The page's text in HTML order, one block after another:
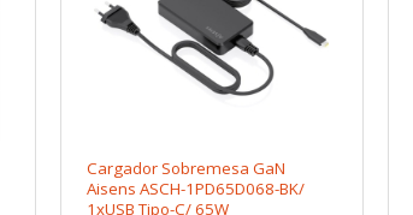
Cargador Sobremesa GaN
Aisens ASCH-1PD65D068-BK/
1xUSB Tipo-C/ 65W